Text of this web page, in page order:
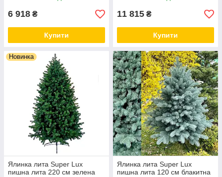
6 918 ₴
Купити
11 815 ₴
Купити
Новинка
Ялинка лита Super Lux
пишна лита 220 см зелена
Ялинка лита Super Lux
пишна лита 120 см блакитна